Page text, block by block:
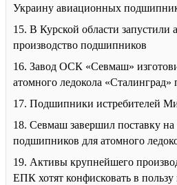
Украину авиационных
15. В Курской области запустили
производство подшипников
16. Завод ОСК «Севмаш»
атомного ледокола «Сталинград»
17. Подшипники истребителей
18. Севмаш завершил поставку на
подшипников для атомного
19. Активы крупнейшего
ЕПК хотят конфисковать в пользу